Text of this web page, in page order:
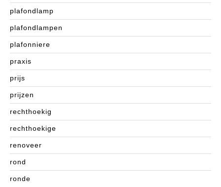
plafondlamp
plafondlampen
plafonniere
praxis
prijs
prijzen
rechthoekig
rechthoekige
renoveer
rond
ronde